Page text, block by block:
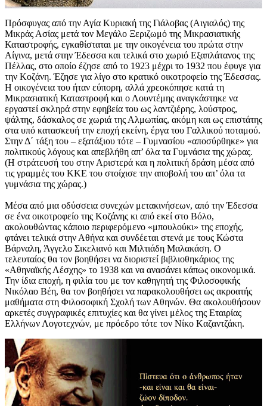
Πρόσφυγας από την Αγία Κυριακή της Γιάλοβας (Αιγιαλός) της
Μικράς Ασίας μετά τον Μεγάλο Ξεριζωμό της Μικρασιατικής
Καταστροφής, εγκαθίσταται με την οικογένεια του πρώτα στην
Αίγινα, μετά στην Έδεσσα και τελικά στο χωριό Εξαπλάτανος της
Πέλλας, στο οποίο έζησε από το 1923 μέχρι το 1932 που έφυγε για
την Κοζάνη. Έζησε για λίγο στο κρατικό οικοτροφείο της Έδεσσας.
Η οικογένεια του ήταν εύπορη, αλλά χρεοκόπησε κατά τη
Μικρασιατική Καταστροφή και ο Λουντέμης αναγκάστηκε να
εργαστεί σκληρά στην εφηβεία του ως λαντζιέρης, λούστρος,
ψάλτης, δάσκαλος σε χωριά της Αλμωπίας, ακόμη και ως επιστάτης
στα υπό κατασκευή την εποχή εκείνη, έργα του Γαλλικού ποταμού.
Στην Δ΄ τάξη του – εξατάξιου τότε – Γυμνασίου «αποσύρθηκε» για
πολιτικούς λόγους και απεβλήθη απ’ όλα τα Γυμνάσια της χώρας.
(Η στράτευσή του στην Αριστερά και η πολιτική δράση μέσα από
τις γραμμές του ΚΚΕ του στοίχισε την αποβολή του απ’ όλα τα
γυμνάσια της χώρας.)
Μέσα από μια οδύσσεια συνεχών μετακινήσεων, από την Έδεσσα
σε ένα οικοτροφείο της Κοζάνης κι από εκεί στο Βόλο,
ακολουθώντας κάποιο περιφερόμενο «μπουλούκι» της εποχής,
φτάνει τελικά στην Αθήνα και συνδέεται στενά με τους Κώστα
Βάρναλη, Άγγελο Σικελιανό και Μιλτιάδη Μαλακάση. Ο
τελευταίος θα τον βοηθήσει να διοριστεί βιβλιοθηκάριος της
«Αθηναϊκής Λέσχης» το 1938 και να ανασάνει κάπως οικονομικά.
Την ίδια εποχή, η φιλία του με τον καθηγητή της Φιλοσοφικής
Νικόλαο Βέη, θα τον βοηθήσει να παρακολουθήσει ως ακροατής
μαθήματα στη Φιλοσοφική Σχολή των Αθηνών. Θα ακολουθήσουν
αρκετές συγγραφικές επιτυχίες και θα γίνει μέλος της Eταιρίας
Eλλήνων Λογοτεχνών, με πρόεδρο τότε τον Nίκο Kαζαντζάκη.